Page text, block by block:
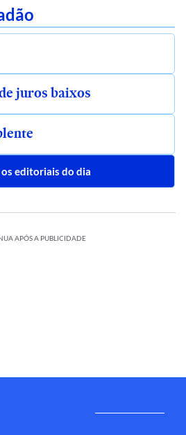
juros baixos
editoriais do dia
APÓS A PUBLICIDADE